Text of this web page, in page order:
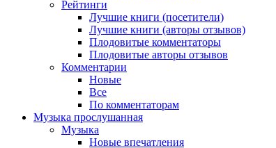
Рейтинги
Лучшие книги (посетители)
Лучшие книги (авторы отзывов)
Плодовитые комментаторы
Плодовитые авторы отзывов
Комментарии
Новые
Все
По комментаторам
Музыка прослушанная
Музыка
Новые впечатления